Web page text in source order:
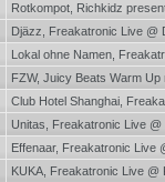
Rotkompot, Richkidz
Djäzz, Freakatronic Live @
Lokal ohne Namen,
FZW, Juicy Beats Warm
Club Hotel Shanghai,
Unitas, Freakatronic Live @
Effenaar, Freakatronic Live
KUKA, Freakatronic Live @